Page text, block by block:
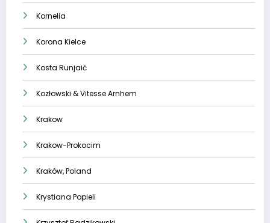
Kornelia
Korona Kielce
Kosta Runjaić
Kozłowski & Vitesse Arnhem
Krakow
Krakow-Prokocim
Kraków, Poland
Krystiana Popieli